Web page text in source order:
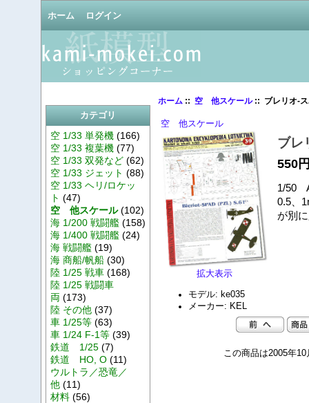
ホーム ログイン
カテゴリ
空 1/33 単発機(166)
空 1/33 複葉機(77)
空 1/33 双発など(62)
空 1/33 ジェット (88)
空 1/33 ヘリ/ロケッ
ト (47)
空 他スケール(102)
海 1/200 戦闘艦(158)
海 1/400 戦闘艦(24)
海 戦闘艦(19)
海 商船/帆船(30)
陸 1/25 戦車(168)
陸 1/25 戦闘車
両 (173)
陸 その他(37)
車 1/25等(63)
車 1/24 F-1等(39)
鉄道 1/25(7)
鉄道 HO, O(11)
ウルトラ／恐竜／
他(11)
材料(56)
ホーム:: 空 他スケール:: ブレリオ‐
空 他スケール
拡大表示
ブレ
550
1/50
0.5、
が別
モデル: ke035
メーカー: KEL
この商品は2005年